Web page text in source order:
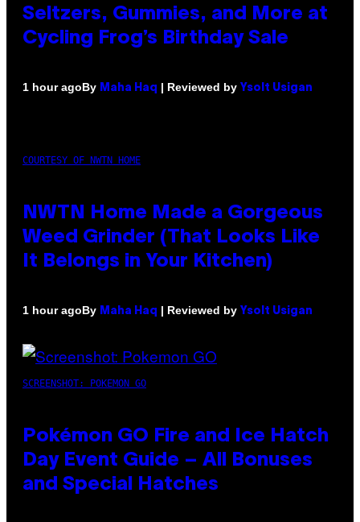
Seltzers, Gummies, and More at
Cycling Frog’s Birthday Sale
1 hour agoBy Maha Haq | Reviewed by Ysolt Usigan
COURTESY OF NWTN HOME
NWTN Home Made a Gorgeous
Weed Grinder (That Looks Like
It Belongs in Your Kitchen)
1 hour agoBy Maha Haq | Reviewed by Ysolt Usigan
SCREENSHOT: POKEMON GO
Pokémon GO Fire and Ice Hatch
Day Event Guide – All Bonuses
and Special Hatches